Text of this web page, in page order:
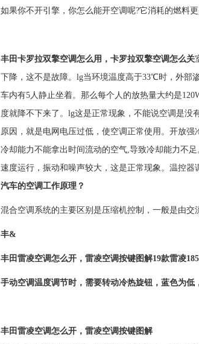
如果你不开引擎，你怎么能开空调呢?它消耗的燃料更
丰田卡罗拉双擎空调怎么用，卡罗拉双擎空调怎么关
下降，这不是故障。lg当环境温度高于33℃时，外部
车内有5人静止坐着。那么每个人的放热量大约是
度就降不下来了。lg这是正常现象，不能说空调是
原因，就是电网电压过低，使空调正常使用。开放
冷却能力不能拿出时间流动的空气,导致冷却能力不
速度运行，振动和噪声较大，这是正常现象。温控
汽车的空调工作原理？
混合空调系统的主要区别是压缩机控制，一般是由
丰&
丰田雷凌空调怎么开，雷凌空调按键图解19款雷凌
手动空调温度调节时，需要转动冷热旋钮，蓝色为低
丰田雷凌空调怎么开，雷凌空调按键图解